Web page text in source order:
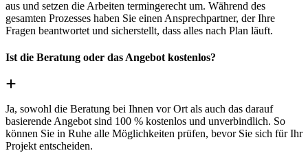
aus und setzen die Arbeiten termingerecht um. Während des
gesamten Prozesses haben Sie einen Ansprechpartner, der Ihre
Fragen beantwortet und sicherstellt, dass alles nach Plan läuft.
Ist die Beratung oder das Angebot kostenlos?
Ja, sowohl die Beratung bei Ihnen vor Ort als auch das darauf
basierende Angebot sind 100 % kostenlos und unverbindlich. So
können Sie in Ruhe alle Möglichkeiten prüfen, bevor Sie sich für Ihr
Projekt entscheiden.